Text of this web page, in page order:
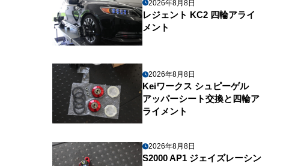
2026年8月8日
レジェント KC2 四輪アライ
メント
2026年8月8日
Keiワークス シュピーゲル
アッパーシート交換と四輪ア
ライメント
2026年8月8日
S2000 AP1 ジェイズレーシン